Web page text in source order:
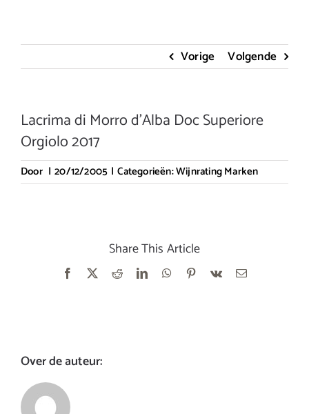
Dessert
Vorige Volgende
Lacrima di Morro d’Alba Doc Superiore
Orgiolo 2017
Door | 20/12/2005 | Categorieën:Wijnrating Marken
Share This Article
Facebook RedditLinkedInWhatsApp
Pinterest
Vk
E-
Over de auteur: